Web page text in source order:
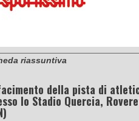
riassuntiva
della pista di
lo Stadio Quercia,